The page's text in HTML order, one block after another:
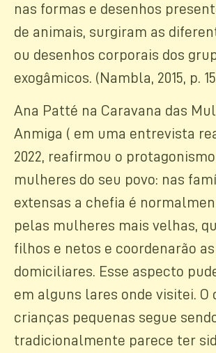
nas formas e desenhos
de animais, surgiram as
ou desenhos corporais dos
exogâmicos. (Nambla, 2015, p.
Ana Patté na Caravana das
Anmiga ( em uma entrevista
2022, reafirmou o
mulheres do seu povo: nas
extensas a chefia é
pelas mulheres mais velhas,
filhos e netos e coordenarão
domiciliares. Esse aspecto
em alguns lares onde visitei. O
crianças pequenas segue
tradicionalmente parece ter